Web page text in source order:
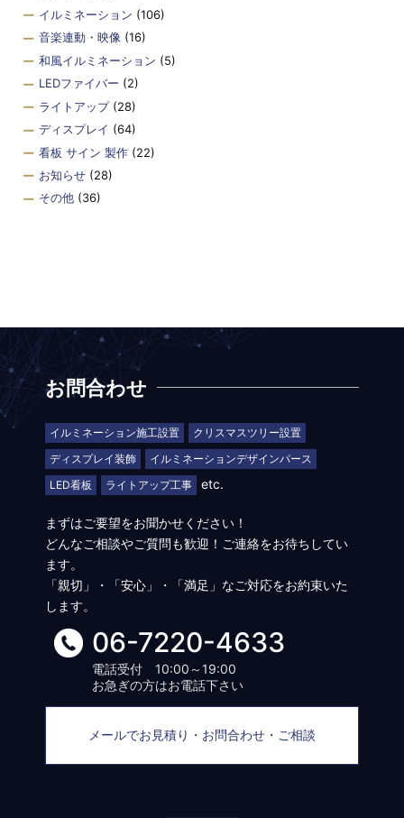
イルミネーション (106)
音楽連動・映像 (16)
和風イルミネーション (5)
LEDファイバー (2)
ライトアップ(28)
ディスプレイ (64)
看板 サイン 製作 (22)
お知らせ (28)
その他 (36)
お問合わせ
イルミネーション施工設置
クリスマスツリー設置
ディスプレイ装飾
イルミネーションデザインパース
LED看板
ライトアップ工事 etc.
まずはご要望をお聞かせください！
どんなご相談やご質問も歓迎！ご連絡をお待ちしてい
ます。
「親切」・「安心」・「満足」なご対応をお約束いた
します。
06-7220-4633
電話受付 10:00～19:00
お急ぎの方はお電話下さい
メールでお見積り・お問合わせ・ご相談